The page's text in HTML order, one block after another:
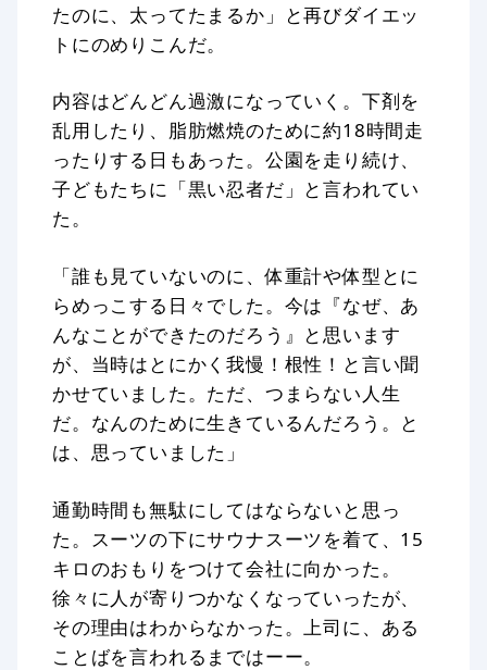
たのに、太ってたまるか」と再びダイエッ
トにのめりこんだ。
内容はどんどん過激になっていく。下剤を
乱用したり、脂肪燃焼のために約18時間走
ったりする日もあった。公園を走り続け、
子どもたちに「黒い忍者だ」と言われてい
た。
「誰も見ていないのに、体重計や体型とに
らめっこする日々でした。今は『なぜ、あ
んなことができたのだろう』と思います
が、当時はとにかく我慢！根性！と言い聞
かせていました。ただ、つまらない人生
だ。なんのために生きているんだろう。と
は、思っていました」
通勤時間も無駄にしてはならないと思っ
た。スーツの下にサウナスーツを着て、15
キロのおもりをつけて会社に向かった。
徐々に人が寄りつかなくなっていったが、
その理由はわからなかった。上司に、ある
ことばを言われるまではーー。